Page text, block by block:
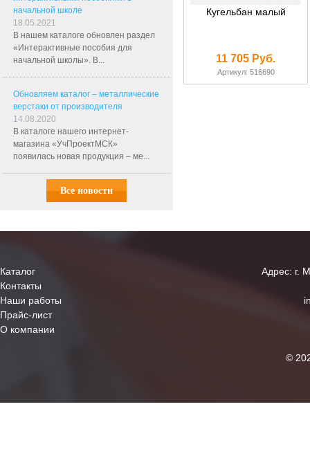
начальной школе
18.05.2021
В нашем каталоге обновлен раздел
«Интерактивные пособия для
начальной школы». В...
Обновляем каталог – металлические
верстаки от производителя
14.08.2020
В каталоге нашего интернет-
магазина «УчПроектМСК»
появилась новая продукция – ме...
Все новости
Кугельбан малый
11 705 Руб.
Артикул: 516690
Каталог
Контакты
Наши работы
Прайс-лист
О компании
Адрес: г.
©